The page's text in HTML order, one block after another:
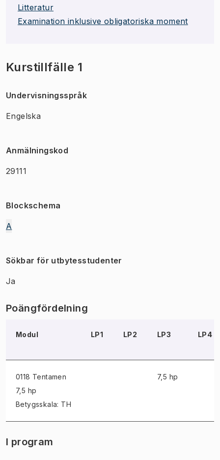
Litteratur
Examination inklusive obligatoriska moment
Kurstillfälle 1
Undervisningsspråk
Engelska
Anmälningskod
29111
Blockschema
A
Sökbar för utbytesstudenter
Ja
Poängfördelning
Modul LP1 LP2 LP3 LP4
0118 Tentamen
7,5 hp
Betygsskala: TH
7,5 hp
I program